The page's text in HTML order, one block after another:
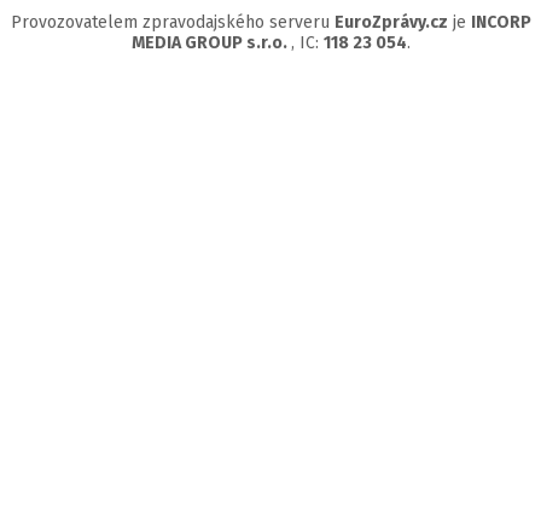
Provozovatelem zpravodajského serveru EuroZprávy.cz je INCORP
MEDIA GROUP s.r.o. , IC: 118 23 054.